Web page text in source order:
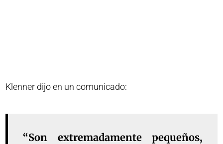
Klenner dijo en un comunicado:
“Son extremadamente pequeños,